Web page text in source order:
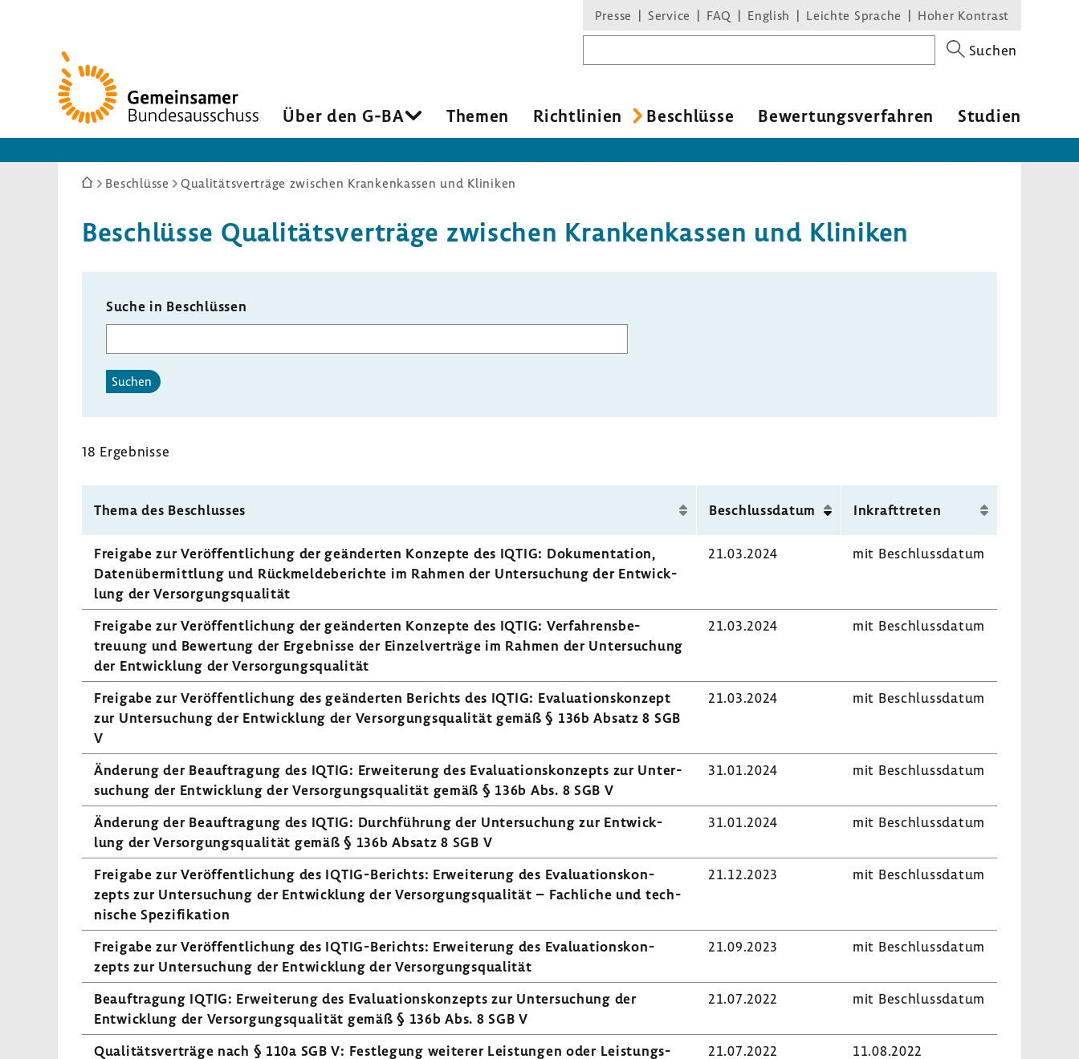
Zur
Startseite
Presse Service FAQ English Leichte Sprache Hoher Kontrast
Suchen
Über den G-BA Themen Richt­li­nien Beschlüsse Bewer­tungs­ver­fahren Studien
Sie
hier:
Beschlüsse Qualitätsverträge zwischen Krankenkassen und Kliniken
Beschlüsse Quali­täts­ver­träge zwischen Kran­ken­kassen und Kliniken
Suche in Beschlüssen
Suchen
18 Ergeb­nisse
Thema des Beschlusses Beschluss­datum Inkraft­treten
Frei­gabe zur Veröf­fent­li­chung der geän­derten Konzepte des IQTIG: Doku­men­ta­tion,
Daten­über­mitt­lung und Rück­mel­de­be­richte im Rahmen der Unter­su­chung der Entwick­
lung der Versor­gungs­qua­lität
21.03.2024 mit Beschluss­datum
Frei­gabe zur Veröf­fent­li­chung der geän­derten Konzepte des IQTIG: Verfah­rens­be­
treuung und Bewer­tung der Ergeb­nisse der Einzel­ver­träge im Rahmen der Unter­su­chung
der Entwick­lung der Versor­gungs­qua­lität
21.03.2024 mit Beschluss­datum
Frei­gabe zur Veröf­fent­li­chung des geän­derten Berichts des IQTIG: Evalua­ti­ons­kon­zept
zur Unter­su­chung der Entwick­lung der Versor­gungs­qua­lität gemäß § 136b Absatz 8 SGB
V
21.03.2024 mit Beschluss­datum
Ände­rung der Beauf­tra­gung des IQTIG: Erwei­te­rung des Evalua­ti­ons­kon­zepts zur Unter­
su­chung der Entwick­lung der Versor­gungs­qua­lität gemäß § 136b Abs. 8 SGB V
31.01.2024 mit Beschluss­datum
Ände­rung der Beauf­tra­gung des IQTIG: Durch­füh­rung der Unter­su­chung zur Entwick­
lung der Versor­gungs­qua­lität gemäß § 136b Absatz 8 SGB V
31.01.2024 mit Beschluss­datum
Frei­gabe zur Veröf­fent­li­chung des IQTIG-​Berichts: Erwei­te­rung des Evalua­ti­ons­kon­
zepts zur Unter­su­chung der Entwick­lung der Versor­gungs­qua­lität – Fach­liche und tech­
ni­sche Spezi­fi­ka­tion
21.12.2023 mit Beschluss­datum
Frei­gabe zur Veröf­fent­li­chung des IQTIG-​Berichts: Erwei­te­rung des Evalua­ti­ons­kon­
zepts zur Unter­su­chung der Entwick­lung der Versor­gungs­qua­lität
21.09.2023 mit Beschluss­datum
Beauf­tra­gung IQTIG: Erwei­te­rung des Evalua­ti­ons­kon­zepts zur Unter­su­chung der
Entwick­lung der Versor­gungs­qua­lität gemäß § 136b Abs. 8 SGB V
21.07.2022 mit Beschluss­datum
Quali­täts­ver­träge nach § 110a SGB V: Fest­le­gung weiterer Leis­tungen oder Leis­tungs­
21.07.2022 11.08.2022